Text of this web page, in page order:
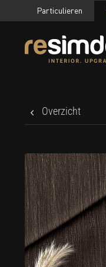
Particulieren
Overzicht